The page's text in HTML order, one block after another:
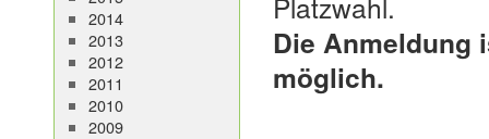
Die
möglich.
2014
2013
2012
2011
2010
2009